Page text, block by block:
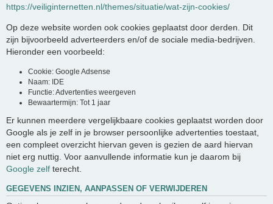
https://veiliginternetten.nl/themes/situatie/wat-zijn-cookies/
Op deze website worden ook cookies geplaatst door derden. Dit
zijn bijvoorbeeld adverteerders en/of de sociale media-bedrijven.
Hieronder een voorbeeld:
Cookie: Google Adsense
Naam: IDE
Functie: Advertenties weergeven
Bewaartermijn: Tot 1 jaar
Er kunnen meerdere vergelijkbaare cookies geplaatst worden door
Google als je zelf in je browser persoonlijke advertenties toestaat,
een compleet overzicht hiervan geven is gezien de aard hiervan
niet erg nuttig. Voor aanvullende informatie kun je daarom bij
Google zelf terecht.
GEGEVENS INZIEN, AANPASSEN OF VERWIJDEREN